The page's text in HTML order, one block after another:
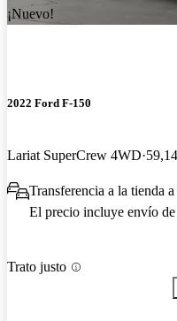
¡Nuevo!
2022 Ford F-150
Lariat SuperCrew 4WD
Transferencia a la tienda
El precio incluye envío
Trato justo